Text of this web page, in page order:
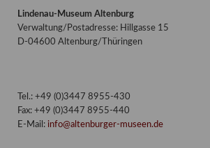
Lindenau-Museum Altenburg
Verwaltung/Postadresse: Hillgasse 15
D-04600 Altenburg/Thüringen
Tel.: +49 (0)3447 8955-430
Fax: +49 (0)3447 8955-440
E-Mail: info@altenburger-museen.de